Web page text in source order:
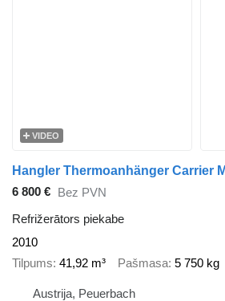
VIDEO
6 800 € Bez PVN
Refrižerātors piekabe
2010
Tilpums 41,92 m³ Pašmasa 5 750 kg
Austrija, Peuerbach